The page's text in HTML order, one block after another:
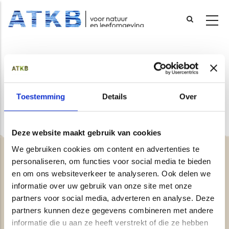
Toestemming Details Over
Deze website maakt gebruik van cookies
We gebruiken cookies om content en advertenties te
personaliseren, om functies voor social media te bieden
en om ons websiteverkeer te analyseren. Ook delen we
informatie over uw gebruik van onze site met onze
partners voor social media, adverteren en analyse. Deze
partners kunnen deze gegevens combineren met andere
informatie die u aan ze heeft verstrekt of die ze hebben
Veiligheid
Contact
Over ons
Vacatures
Fraudewaarschuwing